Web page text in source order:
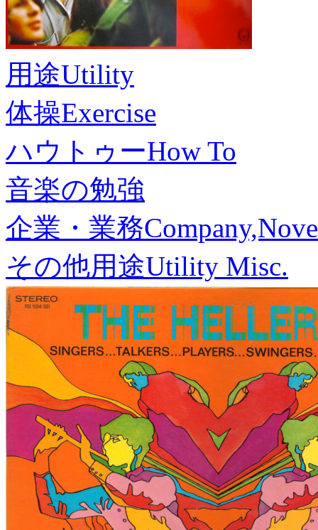
用途Utility
体操Exercise
ハウトゥーHow To
音楽の勉強
企業・業務
その他用途Utility Misc.